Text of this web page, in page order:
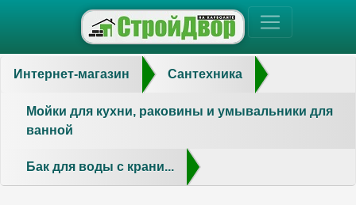
Интернет-магазин Сантехника
Мойки для кухни, раковины и умывальники для
ванной
Бак для воды с крани...